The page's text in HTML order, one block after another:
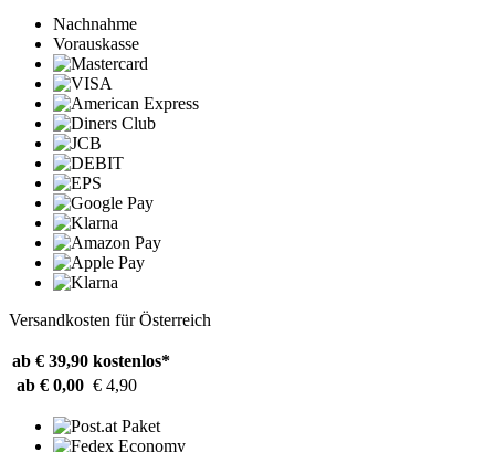
Nachnahme
Vorauskasse
Versandkosten für Österreich
ab € 39,90 kostenlos*
ab € 0,00 € 4,90